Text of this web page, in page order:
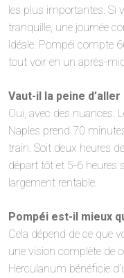
les plus importantes. Si
tranquille, une journée
idéale. Pompéi compte
tout voir en un après-
Vaut-il la peine
Oui, avec des nuances.
Naples prend 70
train. Soit deux heures
départ tôt et 5-6 heures
largement rentable.
Pompéi est-il mieux
Cela dépend de ce que
une vision complète de
Herculanum bénéficie